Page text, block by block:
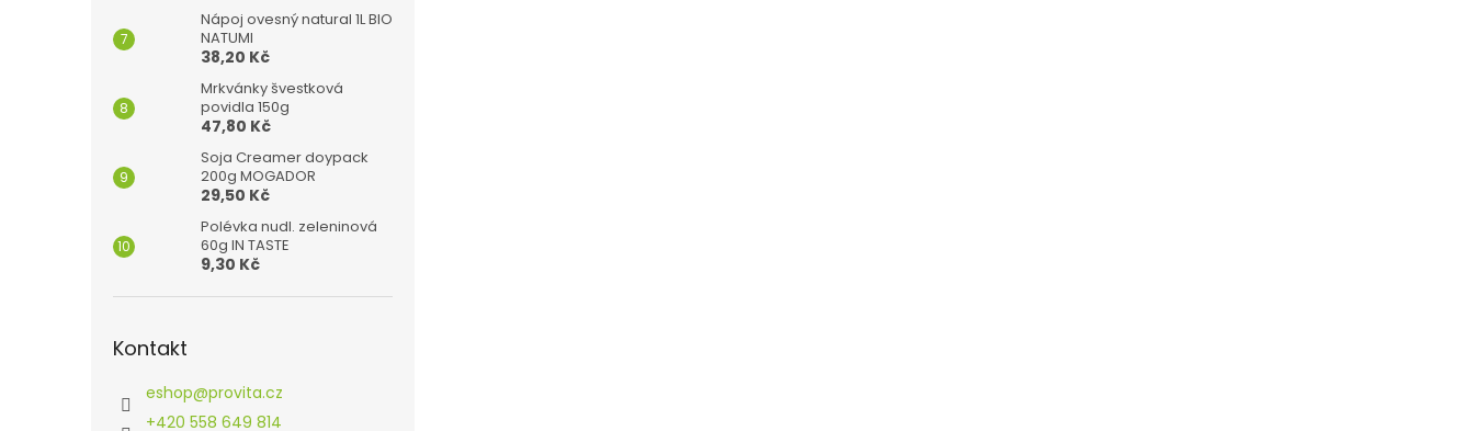
Nápoj ovesný natural 1L BIO
NATUMI
38,20 Kč
Mrkvánky švestková
povidla 150g
47,80 Kč
Soja Creamer doypack
200g MOGADOR
29,50 Kč
Polévka nudl. zeleninová
60g IN TASTE
9,30 Kč
Kontakt
eshop@provita.cz
+420 558 649 814